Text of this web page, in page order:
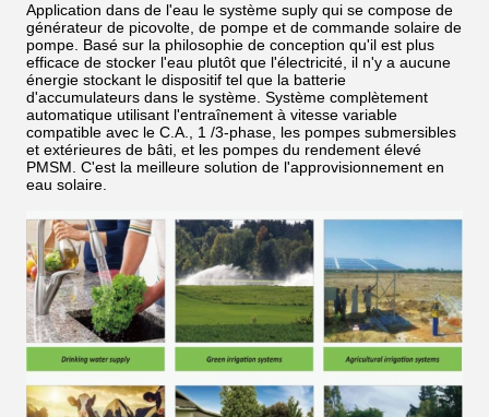
Application dans de l'eau le système suply qui se compose de
générateur de picovolte, de pompe et de commande solaire de
pompe. Basé sur la philosophie de conception qu'il est plus
efficace de stocker l'eau plutôt que l'électricité, il n'y a aucune
énergie stockant le dispositif tel que la batterie
d'accumulateurs dans le système. Système complètement
automatique utilisant l'entraînement à vitesse variable
compatible avec le C.A., 1 /3-phase, les pompes submersibles
et extérieures de bâti, et les pompes du rendement élevé
PMSM. C'est la meilleure solution de l'approvisionnement en
eau solaire.